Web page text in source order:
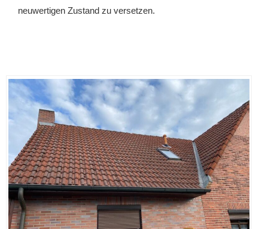
neuwertigen Zustand zu versetzen.